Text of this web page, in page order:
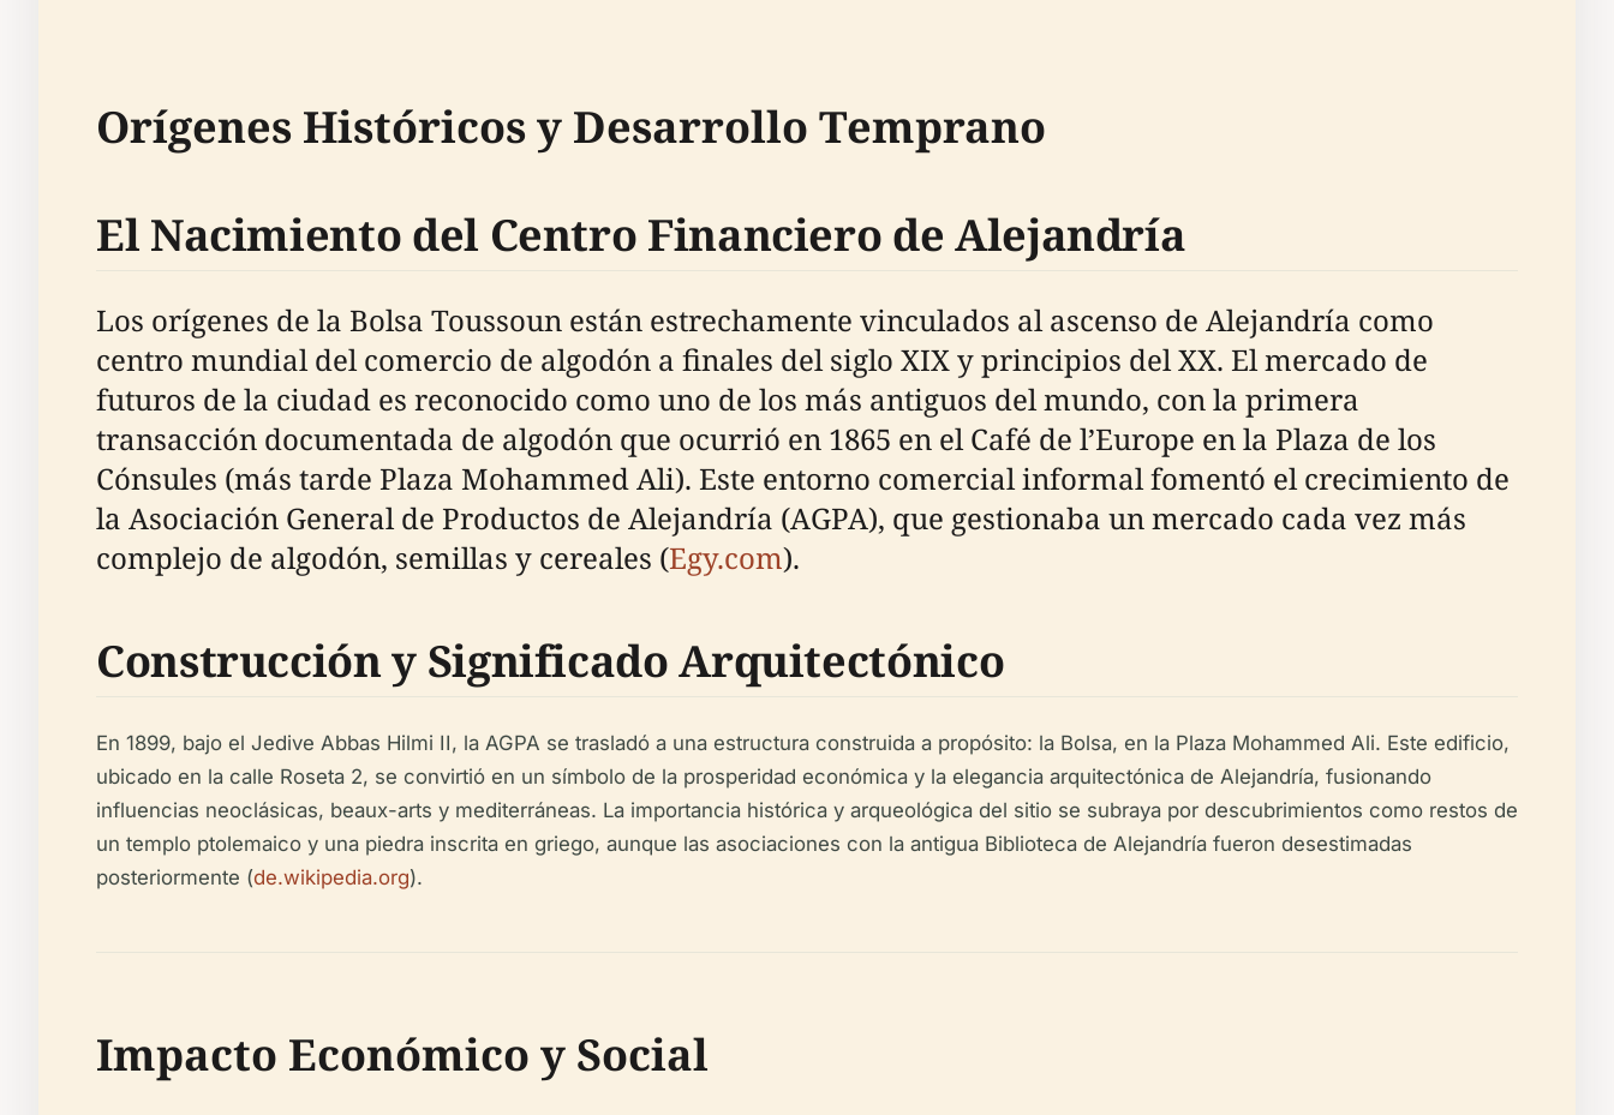
Orígenes Históricos y Desarrollo Temprano
El Nacimiento del Centro Financiero de Alejandría
Los orígenes de la Bolsa Toussoun están estrechamente vinculados al ascenso de Alejandría como
centro mundial del comercio de algodón a finales del siglo XIX y principios del XX. El mercado de
futuros de la ciudad es reconocido como uno de los más antiguos del mundo, con la primera
transacción documentada de algodón que ocurrió en 1865 en el Café de l’Europe en la Plaza de los
Cónsules (más tarde Plaza Mohammed Ali). Este entorno comercial informal fomentó el crecimiento de
la Asociación General de Productos de Alejandría (AGPA), que gestionaba un mercado cada vez más
complejo de algodón, semillas y cereales (Egy.com).
Construcción y Significado Arquitectónico
En 1899, bajo el Jedive Abbas Hilmi II, la AGPA se trasladó a una estructura construida a propósito: la Bolsa, en la Plaza Mohammed Ali. Este edificio,
ubicado en la calle Roseta 2, se convirtió en un símbolo de la prosperidad económica y la elegancia arquitectónica de Alejandría, fusionando
influencias neoclásicas, beaux-arts y mediterráneas. La importancia histórica y arqueológica del sitio se subraya por descubrimientos como restos de
un templo ptolemaico y una piedra inscrita en griego, aunque las asociaciones con la antigua Biblioteca de Alejandría fueron desestimadas
posteriormente (de.wikipedia.org).
Impacto Económico y Social